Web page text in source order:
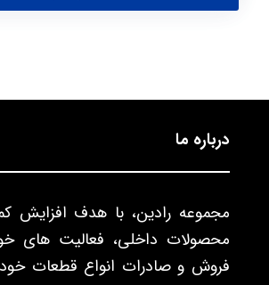
درباره ما
مجموعه رادین، با هدف افزایش
محصولات داخلی، فعالیت های
فروش و صادرات انواع قطعات